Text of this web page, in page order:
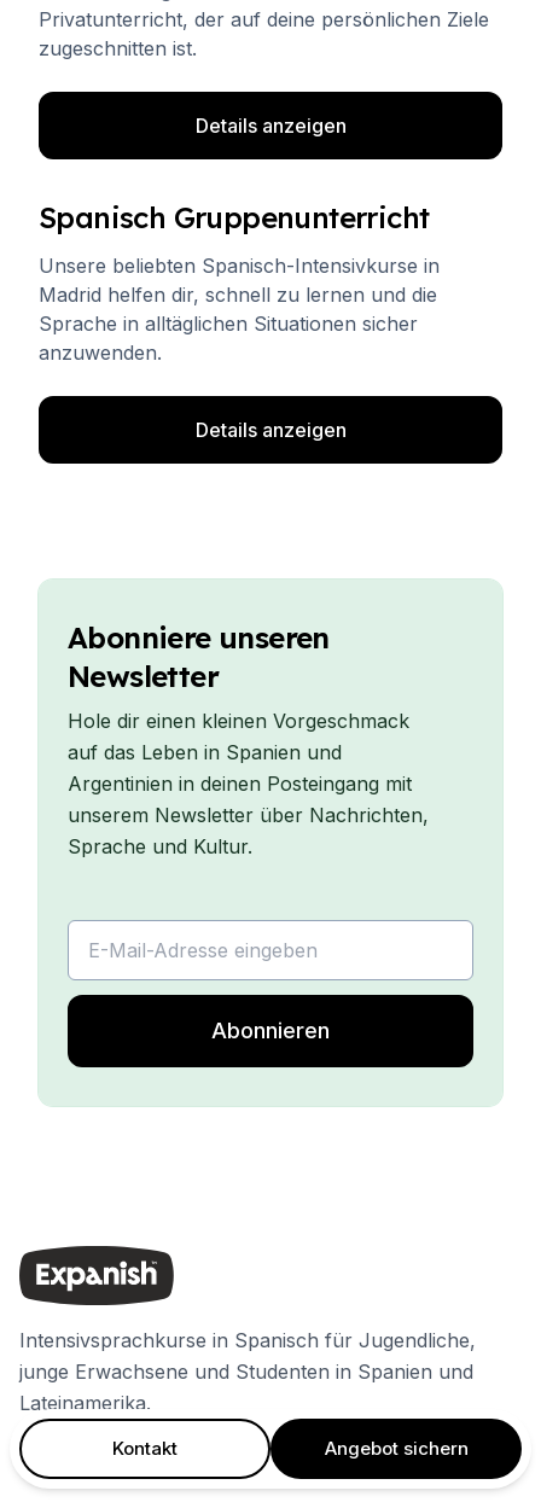
Privatunterricht, der auf deine persönlichen Ziele
zugeschnitten ist.
Details anzeigen
Spanisch Gruppenunterricht
Unsere beliebten Spanisch-Intensivkurse in
Madrid helfen dir, schnell zu lernen und die
Sprache in alltäglichen Situationen sicher
anzuwenden.
Details anzeigen
Abonniere unseren
Newsletter
Hole dir einen kleinen Vorgeschmack
auf das Leben in Spanien und
Argentinien in deinen Posteingang mit
unserem Newsletter über Nachrichten,
Sprache und Kultur.
Abonnieren
Intensivsprachkurse in Spanisch für Jugendliche,
junge Erwachsene und Studenten in Spanien und
Lateinamerika.
Kontakt Angebot sichern